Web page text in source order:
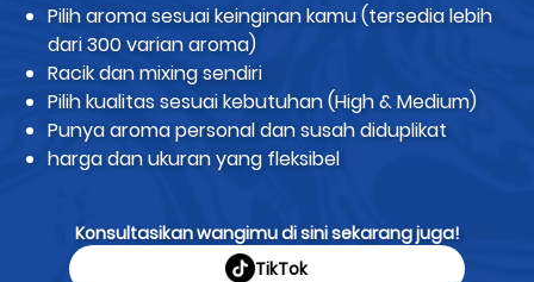
Pilih aroma sesuai keinginan kamu (tersedia lebih
dari 300 varian aroma)
Racik dan mixing sendiri
Pilih kualitas sesuai kebutuhan (High & Medium)
Punya aroma personal dan susah diduplikat
harga dan ukuran yang fleksibel
Konsultasikan wangimu di sini sekarang juga!
TikTok